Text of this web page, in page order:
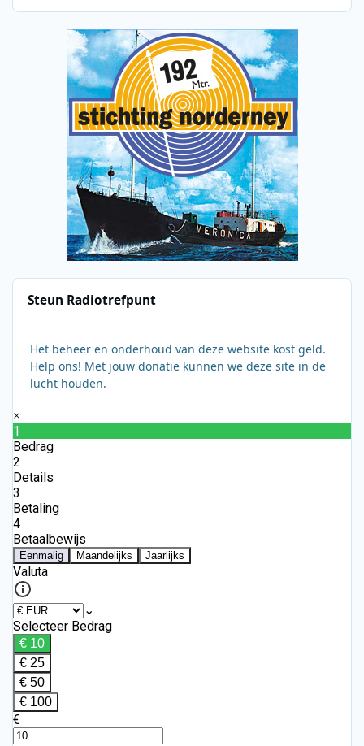
Steun Radiotrefpunt
Het beheer en onderhoud van deze website kost geld.
Help ons! Met jouw donatie kunnen we deze site in de
lucht houden.